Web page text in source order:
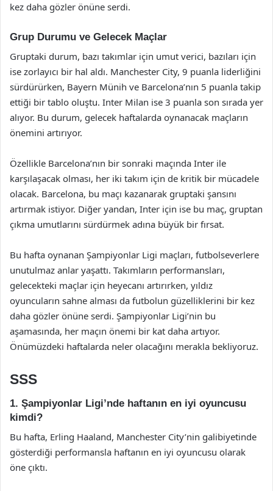
kez daha gözler önüne serdi.
Grup Durumu ve Gelecek Maçlar
Gruptaki durum, bazı takımlar için umut verici, bazıları için
ise zorlayıcı bir hal aldı. Manchester City, 9 puanla liderliğini
sürdürürken, Bayern Münih ve Barcelona’nın 5 puanla takip
ettiği bir tablo oluştu. Inter Milan ise 3 puanla son sırada yer
alıyor. Bu durum, gelecek haftalarda oynanacak maçların
önemini artırıyor.
Özellikle Barcelona’nın bir sonraki maçında Inter ile
karşılaşacak olması, her iki takım için de kritik bir mücadele
olacak. Barcelona, bu maçı kazanarak gruptaki şansını
artırmak istiyor. Diğer yandan, Inter için ise bu maç, gruptan
çıkma umutlarını sürdürmek adına büyük bir fırsat.
Bu hafta oynanan Şampiyonlar Ligi maçları, futbolseverlere
unutulmaz anlar yaşattı. Takımların performansları,
gelecekteki maçlar için heyecanı artırırken, yıldız
oyuncuların sahne alması da futbolun güzelliklerini bir kez
daha gözler önüne serdi. Şampiyonlar Ligi’nin bu
aşamasında, her maçın önemi bir kat daha artıyor.
Önümüzdeki haftalarda neler olacağını merakla bekliyoruz.
SSS
1. Şampiyonlar Ligi’nde haftanın en iyi oyuncusu
kimdi?
Bu hafta, Erling Haaland, Manchester City’nin galibiyetinde
gösterdiği performansla haftanın en iyi oyuncusu olarak
öne çıktı.